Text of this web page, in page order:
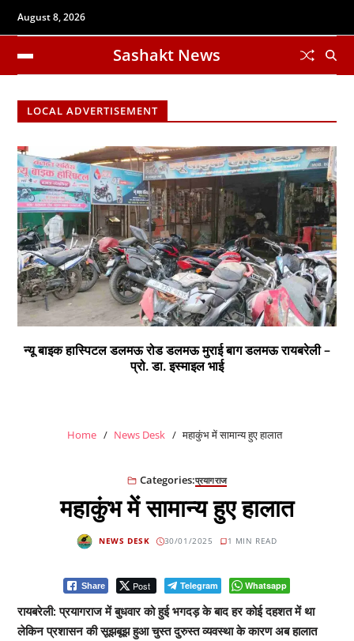
August 8, 2026
Sashakt News
LOCAL ADVERTISEMENT
न्यू बाइक हास्पिटल डलमऊ रोड डलमऊ मुराई बाग डलमऊ रायबरेली –
प्रो. डा. इस्माइल भाई
Home News Desk महाकुंभ में सामान्य हुए हालात
Categories:प्रयागराज
महाकुंभ में सामान्य हुए हालात
NEWS DESK 30/01/2025 1 MIN READ
Share Post Telegram Whatsapp
रायबरेली: प्रयागराज में बुधवार को हुई भगदड़ के बाद हर कोई दहशत में था
लेकिन प्रशासन की सूझबूझ हुआ चुस्त दुरुस्त व्यवस्था के कारण अब हालात